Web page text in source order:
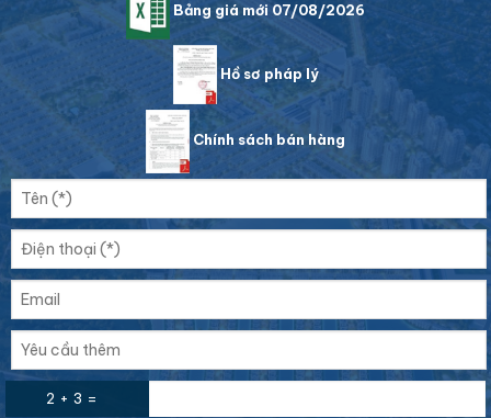
Bảng giá mới 07/08/2026
Hồ sơ pháp lý
Chính sách bán hàng
2 + 3 =